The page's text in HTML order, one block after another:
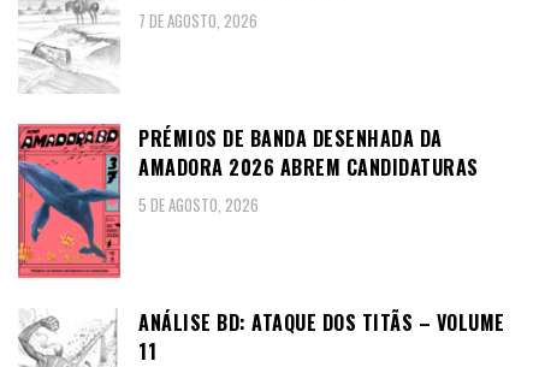
7 DE AGOSTO, 2026
PRÉMIOS DE BANDA DESENHADA DA
AMADORA 2026 ABREM CANDIDATURAS
5 DE AGOSTO, 2026
ANÁLISE BD: ATAQUE DOS TITÃS – VOLUME
11